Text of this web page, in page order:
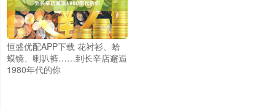
恒盛优配APP下载 花衬衫、蛤
蟆镜、喇叭裤……到长辛店邂逅
1980年代的你